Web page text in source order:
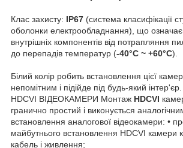
Клас захисту: IP67 (система класифікації
оболонки електрообладнання), що означає
внутрішніх компонентів від потрапляння
до перепадів температур (-40°C ~ +60°C).
Білий колір робить встановлення цієї
непомітним і підійде під будь-який
HDCVI ВІДЕОКАМЕРИ Монтаж HDCVI
гранично простий і виконується
встановлення аналогової відеокамери: •
майбутнього встановлення HDCVI камери
кабель і живлення;